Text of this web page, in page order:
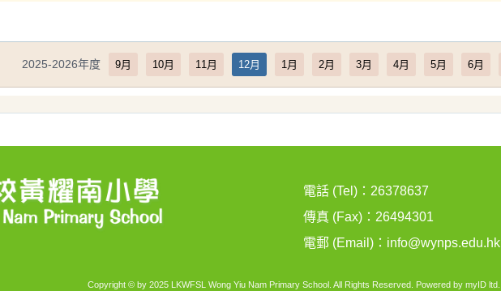
2025-2026年度 9月 10月 11月 12月 1月 2月 3月 4月 5月 6月
電話 (Tel)：26378637
傳真 (Fax)：26494301
電郵 (Email)： info@wynps.edu.hk
Copyright © by 2025 LKWFSL Wong Yiu Nam Primary School. All Rights Reserved. Powered by myID ltd